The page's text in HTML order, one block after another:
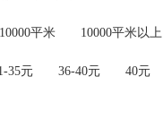
平米 10000平米以上
35元 36-40元 40元